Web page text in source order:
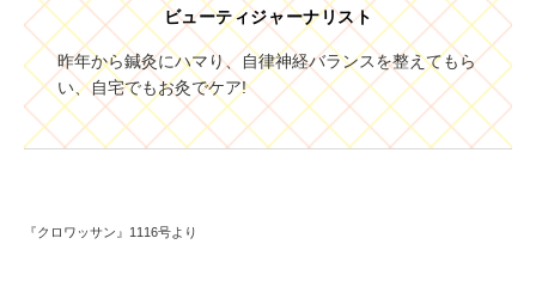
ビューティジャーナリスト
昨年から鍼灸にハマり、自律神経バランスを整えてもら
い、自宅でもお灸でケア!
『クロワッサン』1116号より